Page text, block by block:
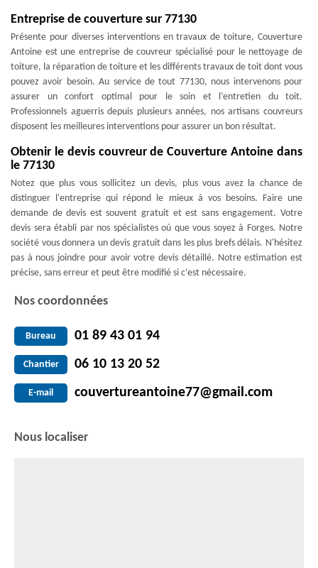
Entreprise de couverture sur 77130
Présente pour diverses interventions en travaux de toiture, Couverture
Antoine est une entreprise de couvreur spécialisé pour le nettoyage de
toiture, la réparation de toiture et les différents travaux de toit dont vous
pouvez avoir besoin. Au service de tout 77130, nous intervenons pour
assurer un confort optimal pour le soin et l’entretien du toit.
Professionnels aguerris depuis plusieurs années, nos artisans couvreurs
disposent les meilleures interventions pour assurer un bon résultat.
Obtenir le devis couvreur de Couverture Antoine dans
le 77130
Notez que plus vous sollicitez un devis, plus vous avez la chance de
distinguer l'entreprise qui répond le mieux à vos besoins. Faire une
demande de devis est souvent gratuit et est sans engagement. Votre
devis sera établi par nos spécialistes où que vous soyez à Forges. Notre
société vous donnera un devis gratuit dans les plus brefs délais. N'hésitez
pas à nous joindre pour avoir votre devis détaillé. Notre estimation est
précise, sans erreur et peut être modifié si c’est nécessaire.
Nos coordonnées
Bureau 01 89 43 01 94
Chantier 06 10 13 20 52
E-mail couvertureantoine77@gmail.com
Nous localiser